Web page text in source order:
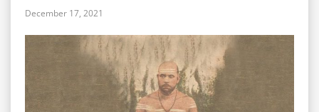
December 17, 2021